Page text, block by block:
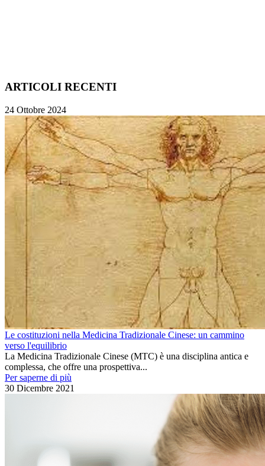
ARTICOLI RECENTI
24 Ottobre 2024
Le costituzioni nella Medicina Tradizionale Cinese: un cammino
verso l'equilibrio
La Medicina Tradizionale Cinese (MTC) è una disciplina antica e
complessa, che offre una prospettiva...
Per saperne di più
30 Dicembre 2021